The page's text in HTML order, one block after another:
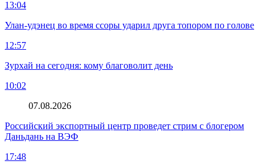
13:04
Улан-удэнец во время ссоры ударил друга топором по голове
12:57
Зурхай на сегодня: кому благоволит день
10:02
07.08.2026
Российский экспортный центр проведет стрим с блогером
Даньдань на ВЭФ
17:48